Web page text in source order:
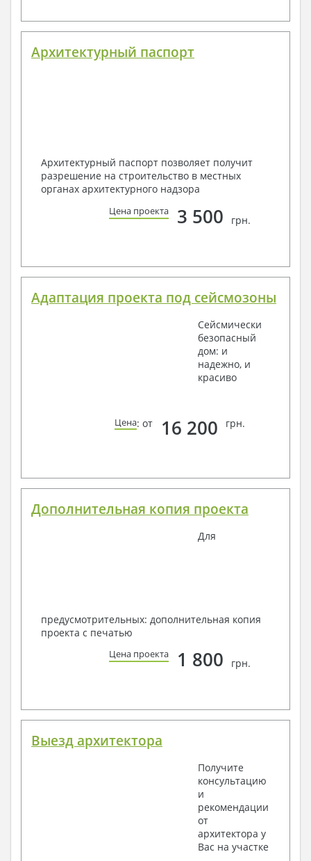
Архитектурный паспорт
Архитектурный паспорт позволяет получит
разрешение на строительство в местных
органах архитектурного надзора
Цена проекта 3 500 грн.
Адаптация проекта под сейсмозоны
Сейсмически
безопасный
дом: и
надежно, и
красиво
Цена: от 16 200 грн.
Дополнительная копия проекта
Для
предусмотрительных: дополнительная копия
проекта с печатью
Цена проекта 1 800 грн.
Выезд архитектора
Получите
консультацию
и
рекомендации
от
архитектора у
Вас на участке